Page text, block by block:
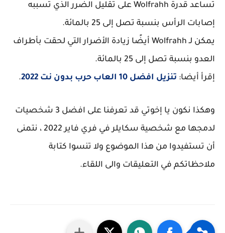
تساعد قدرة Wolfrahh على تقليل الضرر الذي تسببه
إصابات الرأس بنسبة تصل إلى 25 بالمائة.
يمكن لـ Wolfrahh أيضًا زيادة الأضرار التي لحقت بأطراف
العدو بنسبة تصل إلى 25 بالمائة.
إقرأ أيضا: تنزيل افضل 10 العاب حرب بدون نت 2022 .
وهكذا نكون يا إخوتي قد تعرفنا على افضل 3 شخصيات
لدمجها مع شخصية سكايلر في فري فاير 2022 ، نتمنى
أن تستفيدوا من هذا الموضوع ولا تنسوا كتابة
ملاحظاتكم في التعليقات والى اللقاء.